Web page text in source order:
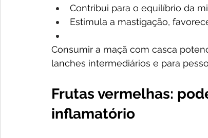
Contribui para o equilíbrio da
Estimula a mastigação,
Consumir a maçã com casca
lanches intermediários e para
Frutas vermelhas:
inflamatório